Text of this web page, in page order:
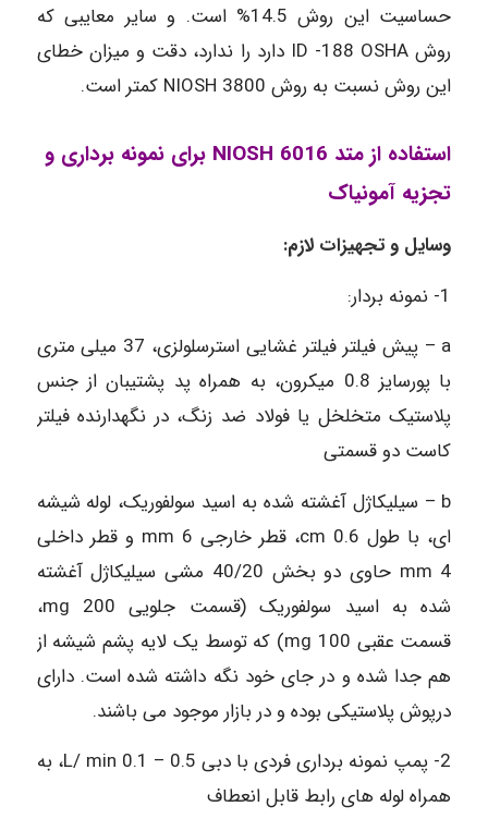
حساسیت این روش 14.5% است. و سایر معایبی که
روش ID -188 OSHA دارد را ندارد، دقت و میزان خطای
این روش نسبت به روش 3800 NIOSH کمتر است.
استفاده از متد 6016 NIOSH برای نمونه برداری و
تجزیه آمونیاک
وسایل و تجهیزات لازم:
1- نمونه بردار:
a – پیش فیلتر فیلتر غشایی استرسلولزی، 37 میلی متری
با پورسایز 0.8 میکرون، به همراه پد پشتیبان از جنس
پلاستیک متخلخل یا فولاد ضد زنگ، در نگهدارنده فیلتر
کاست دو قسمتی
b – سیلیکاژل آغشته شده به اسید سولفوریک، لوله شیشه
ای، با طول cm 0.6، قطر خارجی mm 6 و قطر داخلی
mm 4 حاوی دو بخش 40/20 مشی سیلیکاژل آغشته
شده به اسید سولفوریک (قسمت جلویی mg 200،
قسمت عقبی mg 100) که توسط یک لایه پشم شیشه از
هم جدا شده و در جای خود نگه داشته شده است. دارای
درپوش پلاستیکی بوده و در بازار موجود می باشند.
2- پمپ نمونه برداری فردی با دبی L/ min 0.1 – 0.5، به
همراه لوله های رابط قابل انعطاف